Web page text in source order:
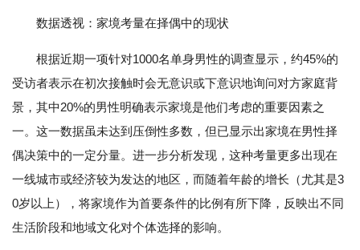
数据透视：家境考量在择偶中的现状
根据近期一项针对1000名单身男性的调查显示，约45%的
受访者表示在初次接触时会无意识或下意识地询问对方家庭背
景，其中20%的男性明确表示家境是他们考虑的重要因素之
一。这一数据虽未达到压倒性多数，但已显示出家境在男性择
偶决策中的一定分量。进一步分析发现，这种考量更多出现在
一线城市或经济较为发达的地区，而随着年龄的增长（尤其是3
0岁以上），将家境作为首要条件的比例有所下降，反映出不同
生活阶段和地域文化对个体选择的影响。